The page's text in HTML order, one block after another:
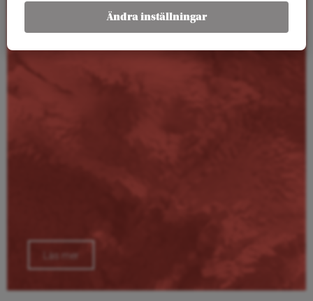
Kalender
Läs mer
Ändra inställningar